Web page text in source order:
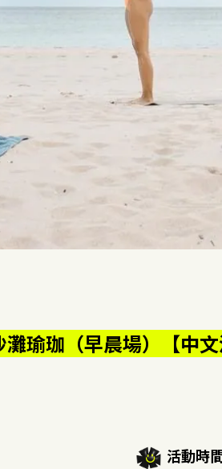
瑜珈（早晨場）【中文
活動時